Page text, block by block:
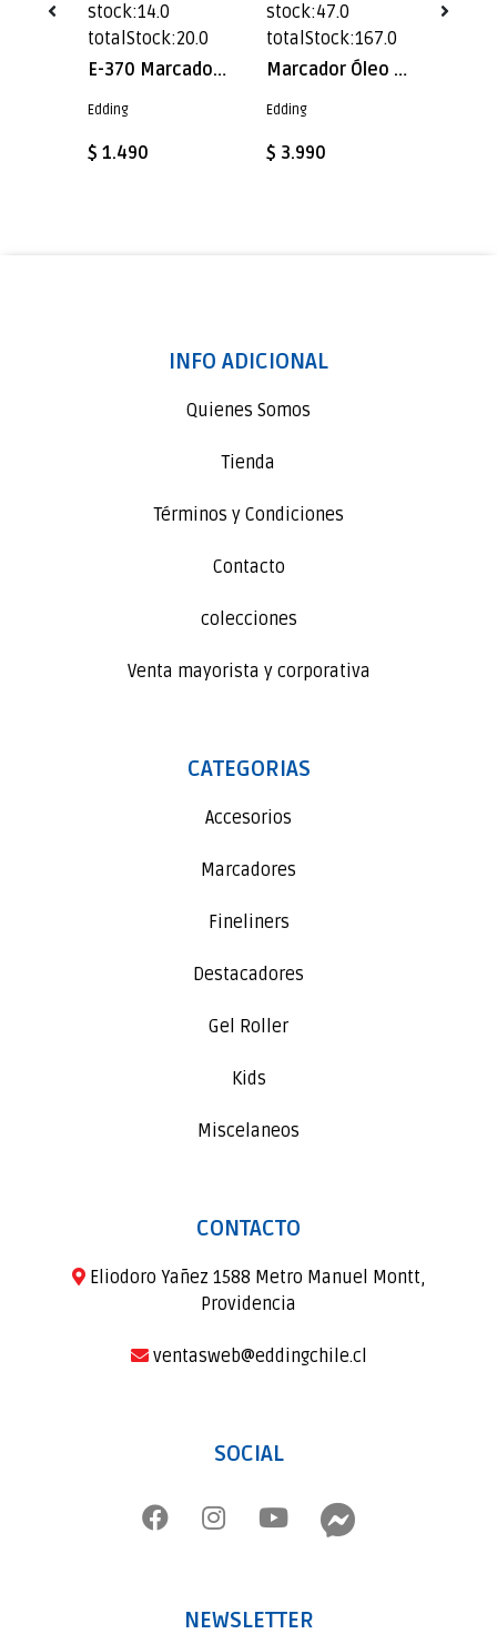
stock:14.0
totalStock:20.0
E-370 Marcador Permanente Negro Edding
Edding
$ 1.490
stock:47.0
totalStock:167.0
Marcador Óleo Permanente Edding E-751 Rosado Pastel
Edding
$ 3.990
INFO ADICIONAL
Quienes Somos
Tienda
Términos y Condiciones
Contacto
colecciones
Venta mayorista y corporativa
CATEGORIAS
Accesorios
Marcadores
Fineliners
Destacadores
Gel Roller
Kids
Miscelaneos
CONTACTO
Eliodoro Yañez 1588 Metro Manuel Montt,
Providencia
ventasweb@eddingchile.cl
SOCIAL
NEWSLETTER